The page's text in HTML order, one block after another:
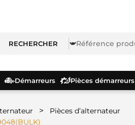
Démarreurs Pièces démarreurs
> Pièces d’alternateur